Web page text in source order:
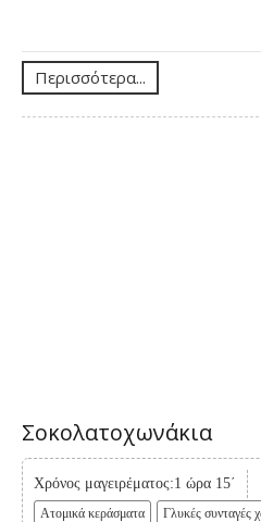
Περισσότερα...
Σοκολατοχωνάκια
Χρόνος μαγειρέματος:1 ώρα 15΄
Ατομικά κεράσματα Γλυκές συνταγές